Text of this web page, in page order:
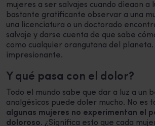
mujeres a ser salvajes cuando dieaon a
bastante gratificante observar a una
una licenciatura o un doctorado
salvaje y darse cuenta de que sabe
como cualquier orangutana del planeta.
impresionante.
Y qué pasa con el dolor?
Todo el mundo sabe que dar a luz a un
analgésicos puede doler mucho. No es
algunas mujeres no experimentan el
doloroso. ¿Significa esto que cada